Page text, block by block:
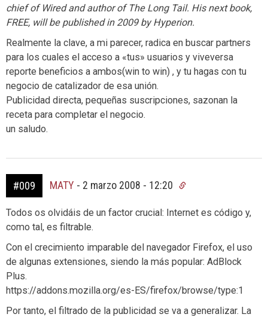
chief of Wired and author of The Long Tail. His next book,
FREE, will be published in 2009 by Hyperion.
Realmente la clave, a mi parecer, radica en buscar partners
para los cuales el acceso a «tus» usuarios y viveversa
reporte beneficios a ambos(win to win) , y tu hagas con tu
negocio de catalizador de esa unión.
Publicidad directa, pequeñas suscripciones, sazonan la
receta para completar el negocio.
un saludo.
#009 MATY - 2 marzo 2008 - 12:20
Todos os olvidáis de un factor crucial: Internet es código y,
como tal, es filtrable.
Con el crecimiento imparable del navegador Firefox, el uso
de algunas extensiones, siendo la más popular: AdBlock
Plus.
https://addons.mozilla.org/es-ES/firefox/browse/type:1
Por tanto, el filtrado de la publicidad se va a generalizar. La